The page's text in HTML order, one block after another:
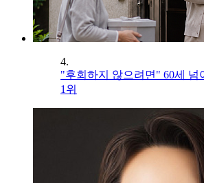
4.
"후회하지 않으려면" 60세 넘
1위